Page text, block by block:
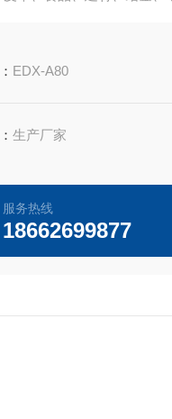
EDX-A80
生产厂家
服务热线
18662699877